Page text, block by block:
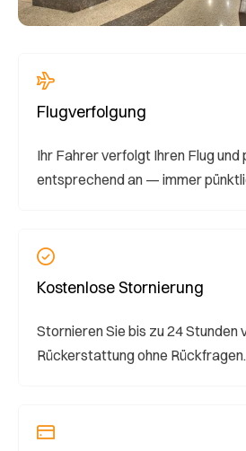
Flugverfolgung
Ihr Fahrer verfolgt Ihren Flug
entsprechend an — immer
Kostenlose Stornierung
Stornieren Sie bis zu 24 Stunden
Rückerstattung ohne Rückfragen.